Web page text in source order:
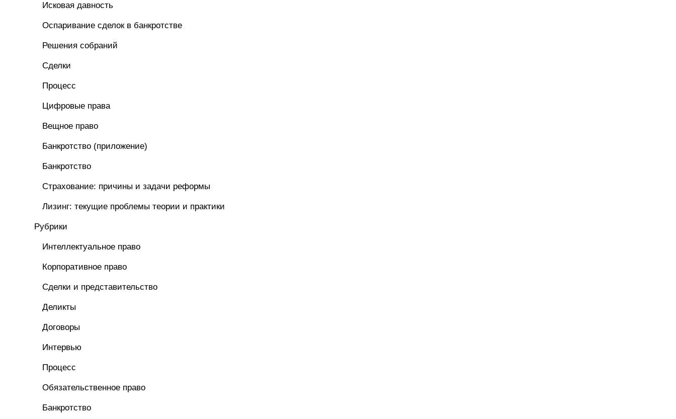
Исковая давность
Оспаривание сделок в банкротстве
Решения собраний
Сделки
Процесс
Цифровые права
Вещное право
Банкротство (приложение)
Банкротство
Страхование: причины и задачи реформы
Лизинг: текущие проблемы теории и практики
Рубрики
Интеллектуальное право
Корпоративное право
Сделки и представительство
Деликты
Договоры
Интервью
Процесс
Обязательственное право
Банкротство